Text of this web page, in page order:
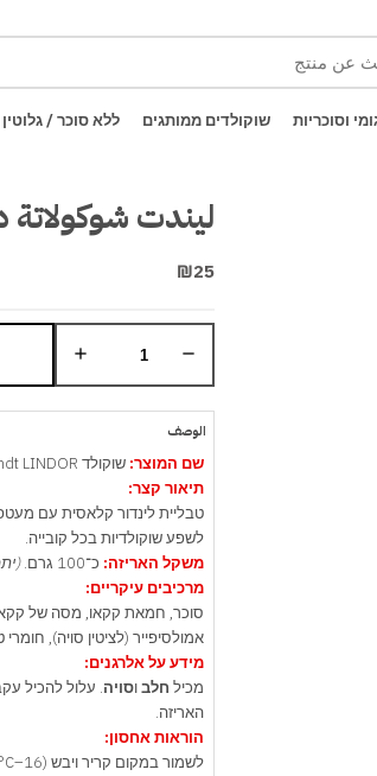
וסוכריות שוקולדים ממותגים ללא סוכר / גלוטין
ليندت شوكولاتة
₪25
remove
add
الوصف
שם המוצר: שוקולד Lindt LINDOR – דאבל שוקולד (Double Chocolate)
תיאור קצר:
טבליית לינדור קלאסית עם
לשפע שוקולדיות בכל קובייה.
משקל האריזה: כ־100 גרם.
מרכיבים עיקריים:
סוכר, חמאת קקאו, מסה של
אמולסיפייר (לציטין סויה),
מידע על אלרגנים:
מכיל חלבוסויה. עלול להכיל
האריזה.
הוראות אחסון:
לשמור במקום קריר ויבש (16–20°C), הרחק ממקור חום ושמש. לאחסן אטום היטב כדי לשמור על המרקם הקרמי של המילוי.